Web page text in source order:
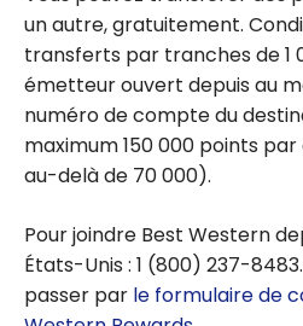
un autre, gratuitement.
transferts par tranches de 1
émetteur ouvert depuis au
numéro de compte du
maximum 150 000 points
au-delà de 70 000).
Pour joindre Best Western
États-Unis : 1 (800) 237-
passer par le formulaire de